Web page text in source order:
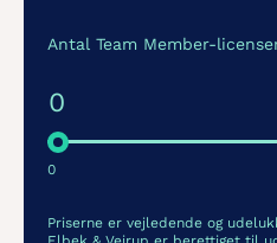
Antal Team Member-
0
0
Priserne er vejledende og